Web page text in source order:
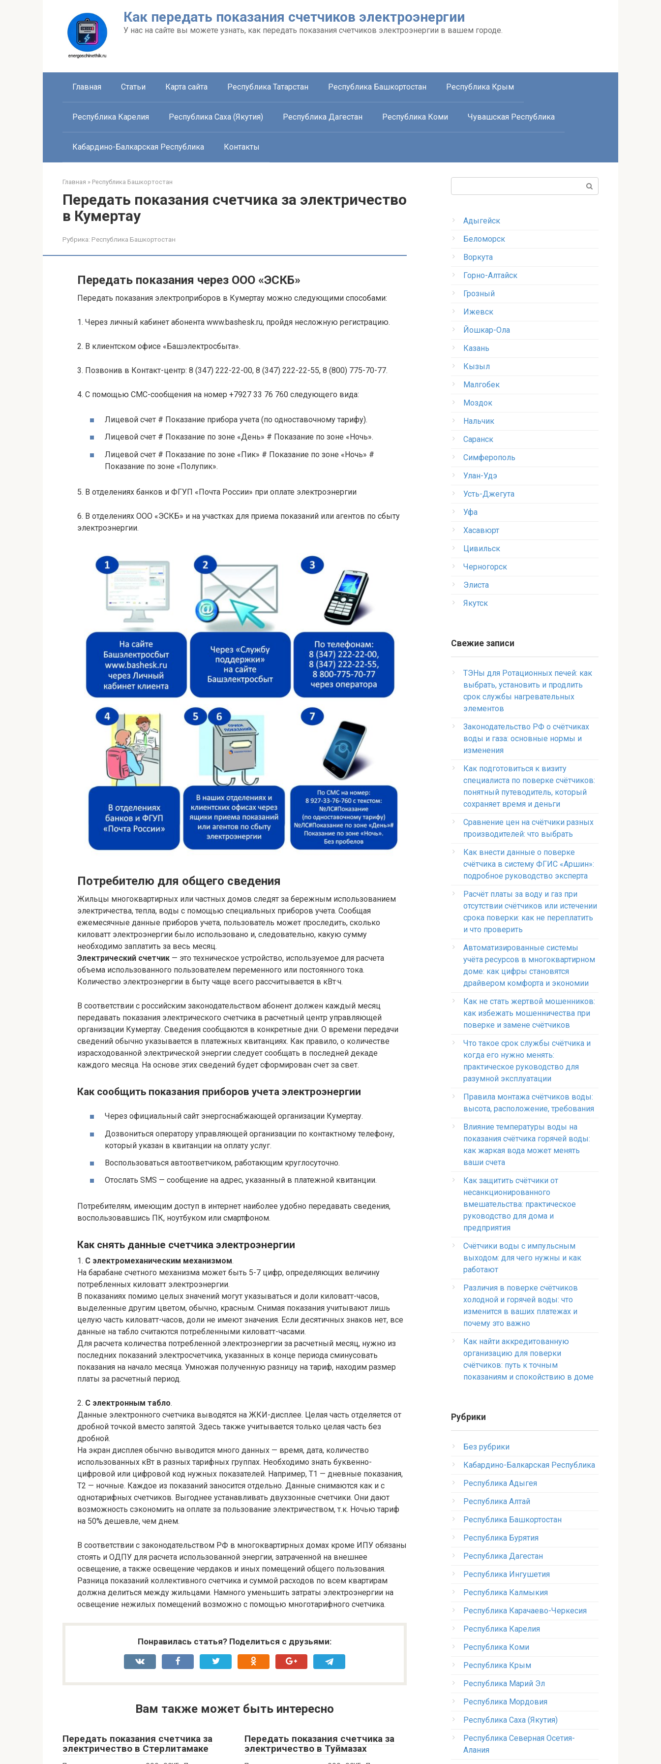
Как передать показания счетчиков электроэнергии
У нас на сайте вы можете узнать, как передать показания счетчиков электроэнергии в вашем городе.
Главная Статьи Карта сайта Республика Татарстан Республика Башкортостан Республика Крым
Республика Карелия Республика Саха (Якутия) Республика Дагестан Республика Коми Чувашская Республика
Кабардино-Балкарская Республика Контакты
Главная » Республика Башкортостан
Передать показания счетчика за электричество
в Кумертау
Рубрика: Республика Башкортостан
Передать показания через OOO «ЭСКБ»
Передать показания электроприборов в Кумертау можно следующими способами:
1. Через личный кабинет абонента www.bashesk.ru, пройдя несложную регистрацию.
2. В клиентском офисе «Башэлектросбыта».
3. Позвонив в Контакт-центр: 8 (347) 222-22-00, 8 (347) 222-22-55, 8 (800) 775-70-77.
4. С помощью СМС-сообщения на номер +7927 33 76 760 следующего вида:
Лицевой счет # Показание прибора учета (по одноставочному тарифу).
Лицевой счет # Показание по зоне «День» # Показание по зоне «Ночь».
Лицевой счет # Показание по зоне «Пик» # Показание по зоне «Ночь» #
Показание по зоне «Полупик».
5. В отделениях банков и ФГУП «Почта России» при оплате электроэнергии
6. В отделениях OOO «ЭСКБ» и на участках для приема показаний или агентов по сбыту
электроэнергии.
Потребителю для общего сведения
Жильцы многоквартирных или частных домов следят за бережным использованием
электричества, тепла, воды с помощью специальных приборов учета. Сообщая
ежемесячные данные приборов учета, пользователь может проследить, сколько
киловатт электроэнергии было использовано и, следовательно, какую сумму
необходимо заплатить за весь месяц.
Электрический счетчик — это техническое устройство, используемое для расчета
объема использованного пользователем переменного или постоянного тока.
Количество электроэнергии в быту чаще всего рассчитывается в кВт·ч.
В соответствии с российским законодательством абонент должен каждый месяц
передавать показания электрического счетчика в расчетный центр управляющей
организации Кумертау. Сведения сообщаются в конкретные дни. О времени передачи
сведений обычно указывается в платежных квитанциях. Как правило, о количестве
израсходованной электрической энергии следует сообщать в последней декаде
каждого месяца. На основе этих сведений будет сформирован счет за свет.
Как сообщить показания приборов учета электроэнергии
Через официальный сайт энергоснабжающей организации Кумертау.
Дозвониться оператору управляющей организации по контактному телефону,
который указан в квитанции на оплату услуг.
Воспользоваться автоответчиком, работающим круглосуточно.
Отослать SMS — сообщение на адрес, указанный в платежной квитанции.
Потребителям, имеющим доступ в интернет наиболее удобно передавать сведения,
воспользовавшись ПК, ноутбуком или смартфоном.
Как снять данные счетчика электроэнергии
1. С электромеханическим механизмом.
На барабане счетного механизма может быть 5-7 цифр, определяющих величину
потребленных киловатт электроэнергии.
В показаниях помимо целых значений могут указываться и доли киловатт-часов,
выделенные другим цветом, обычно, красным. Снимая показания учитывают лишь
целую часть киловатт-часов, доли не имеют значения. Если десятичных знаков нет, все
данные на табло считаются потребленными киловатт-часами.
Для расчета количества потребленной электроэнергии за расчетный месяц, нужно из
последних показаний электросчетчика, указанных в конце периода сминусовать
показания на начало месяца. Умножая полученную разницу на тариф, находим размер
платы за расчетный период.
2. С электронным табло.
Данные электронного счетчика выводятся на ЖКИ-дисплее. Целая часть отделяется от
дробной точкой вместо запятой. Здесь также учитывается только целая часть без
дробной.
На экран дисплея обычно выводится много данных — время, дата, количество
использованных кВт в разных тарифных группах. Необходимо знать буквенно-
цифровой или цифровой код нужных показателей. Например, Т1 — дневные показания,
Т2 — ночные. Каждое из показаний заносится отдельно. Данные снимаются как и с
однотарифных счетчиков. Выгоднее устанавливать двухзонные счетчики. Они дают
возможность сэкономить на оплате за пользование электричеством, т.к. Ночью тариф
на 50% дешевле, чем днем.
В соответствии с законодательством РФ в многоквартирных домах кроме ИПУ обязаны
стоять и ОДПУ для расчета использованной энергии, затраченной на внешнее
освещение, а также освещение чердаков и иных помещений общего пользования.
Разница показаний коллективного счетчика и суммой расходов по всем квартирам
должна делиться между жильцами. Намного уменьшить затраты электроэнергии на
освещение нежилых помещений возможно с помощью многотарифного счетчика.
Понравилась статья? Поделиться с друзьями:
Вам также может быть интересно
Передать показания счетчика за
электричество в Стерлитамаке
Передать показания счетчика за
электричество в Туймазах
Адыгейск
Беломорск
Воркута
Горно-Алтайск
Грозный
Ижевск
Йошкар-Ола
Казань
Кызыл
Малгобек
Моздок
Нальчик
Саранск
Симферополь
Улан-Удэ
Усть-Джегута
Уфа
Хасавюрт
Цивильск
Черногорск
Элиста
Якутск
Свежие записи
ТЭНы для Ротационных печей: как
выбрать, установить и продлить
срок службы нагревательных
элементов
Законодательство РФ о счётчиках
воды и газа: основные нормы и
изменения
Как подготовиться к визиту
специалиста по поверке счётчиков:
понятный путеводитель, который
сохраняет время и деньги
Сравнение цен на счётчики разных
производителей: что выбрать
Как внести данные о поверке
счётчика в систему ФГИС «Аршин»:
подробное руководство эксперта
Расчёт платы за воду и газ при
отсутствии счётчиков или истечении
срока поверки: как не переплатить
и что проверить
Автоматизированные системы
учёта ресурсов в многоквартирном
доме: как цифры становятся
драйвером комфорта и экономии
Как не стать жертвой мошенников:
как избежать мошенничества при
поверке и замене счётчиков
Что такое срок службы счётчика и
когда его нужно менять:
практическое руководство для
разумной эксплуатации
Правила монтажа счётчиков воды:
высота, расположение, требования
Влияние температуры воды на
показания счётчика горячей воды:
как жаркая вода может менять
ваши счета
Как защитить счётчики от
несанкционированного
вмешательства: практическое
руководство для дома и
предприятия
Счётчики воды с импульсным
выходом: для чего нужны и как
работают
Различия в поверке счётчиков
холодной и горячей воды: что
изменится в ваших платежах и
почему это важно
Как найти аккредитованную
организацию для поверки
счётчиков: путь к точным
показаниям и спокойствию в доме
Рубрики
Без рубрики
Кабардино-Балкарская Республика
Республика Адыгея
Республика Алтай
Республика Башкортостан
Республика Бурятия
Республика Дагестан
Республика Ингушетия
Республика Калмыкия
Республика Карачаево-Черкесия
Республика Карелия
Республика Коми
Республика Крым
Республика Марий Эл
Республика Мордовия
Республика Саха (Якутия)
Республика Северная Осетия-
Алания